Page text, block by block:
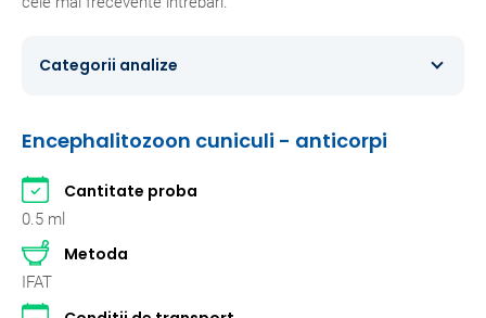
Categorii analize
Pisici
Rumegatoare mari
Encephalitozoon cuniculi - anticorpi
Cantitate proba
0.5 ml
Metoda
IFAT